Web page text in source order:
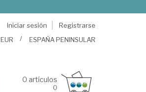
Iniciar sesión
Registrarse
EUR ESPAÑA PENINSULAR
0 artículos
0